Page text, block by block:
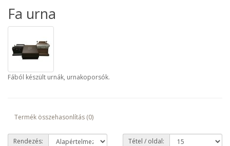
Fa urna
Fából készült urnák, urnakoporsók.
Termék összehasonlítás (0)
Rendezés: Tétel / oldal: